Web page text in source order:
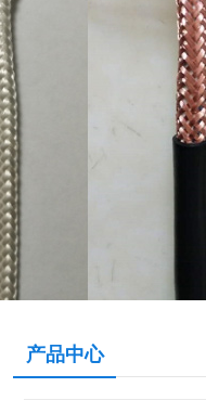
产品中心